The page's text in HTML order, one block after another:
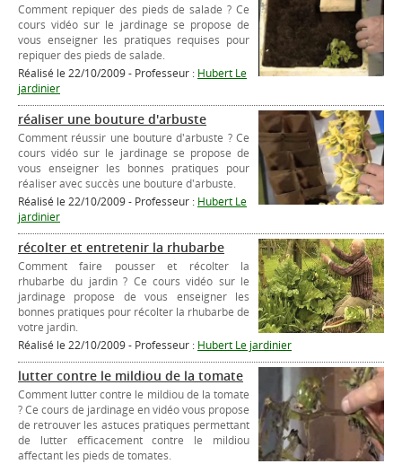
Comment repiquer des pieds de salade ? Ce
cours vidéo sur le jardinage se propose de
vous enseigner les pratiques requises pour
repiquer des pieds de salade.
Réalisé le 22/10/2009 - Professeur : Hubert Le
jardinier
réaliser une bouture d'arbuste
Comment réussir une bouture d'arbuste ? Ce
cours vidéo sur le jardinage se propose de
vous enseigner les bonnes pratiques pour
réaliser avec succès une bouture d'arbuste.
Réalisé le 22/10/2009 - Professeur : Hubert Le
jardinier
récolter et entretenir la rhubarbe
Comment faire pousser et récolter la
rhubarbe du jardin ? Ce cours vidéo sur le
jardinage propose de vous enseigner les
bonnes pratiques pour récolter la rhubarbe de
votre jardin.
Réalisé le 22/10/2009 - Professeur : Hubert Le jardinier
lutter contre le mildiou de la tomate
Comment lutter contre le mildiou de la tomate
? Ce cours de jardinage en vidéo vous propose
de retrouver les astuces pratiques permettant
de lutter efficacement contre le mildiou
affectant les pieds de tomates.